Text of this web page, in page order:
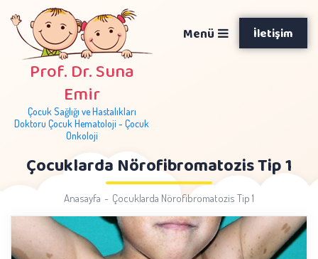
Prof. Dr. Suna
Emir
Çocuk Sağlığı ve Hastalıkları
Doktoru Çocuk Hematoloji - Çocuk
Onkoloji
İletişim
Menü
Çocuklarda Nörofibromatozis Tip 1
Anasayfa Çocuklarda Nörofibromatozis Tip 1